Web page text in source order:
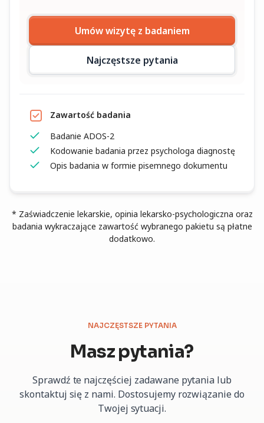
Umów wizytę z badaniem
Najczęstsze pytania
Zawartość badania
Badanie ADOS-2
Kodowanie badania przez psychologa diagnostę
Opis badania w formie pisemnego dokumentu
* Zaświadczenie lekarskie, opinia lekarsko-psychologiczna oraz
badania wykraczające zawartość wybranego pakietu są płatne
dodatkowo.
NAJCZĘSTSZE PYTANIA
Masz pytania?
Sprawdź te najczęściej zadawane pytania lub
skontaktuj się z nami. Dostosujemy rozwiązanie do
Twojej sytuacji.